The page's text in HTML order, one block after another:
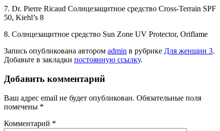
7. Dr. Pierre Ricaud Солнцезащитное средство Cross-Terrain SPF
50, Kiehl’s 8
8. Солнцезащитное средство Sun Zone UV Protector, Oriflame
Запись опубликована автором admin в рубрике Для женщин 3.
Добавьте в закладки постоянную ссылку.
Добавить комментарий
Ваш адрес email не будет опубликован. Обязательные поля
помечены *
Комментарий *